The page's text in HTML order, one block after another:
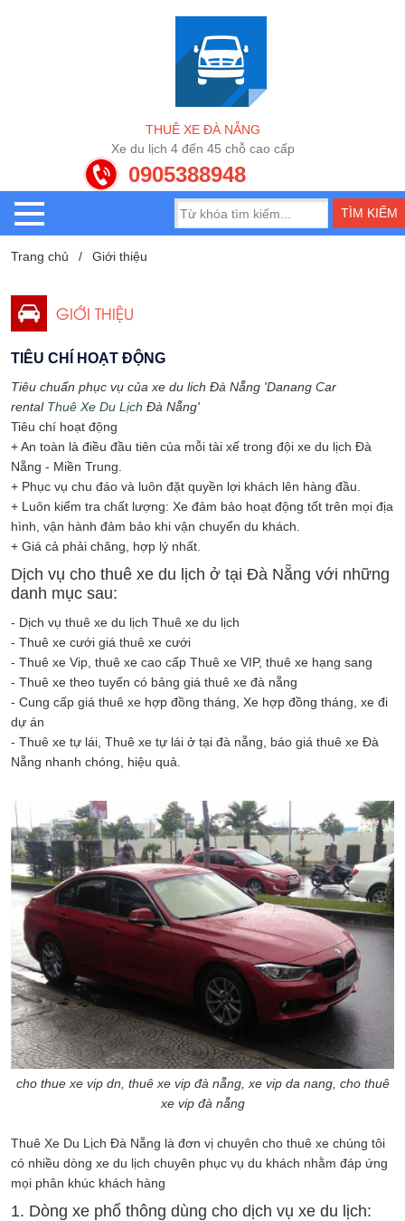
THUÊ XE ĐÀ NẴNG
Xe du lịch 4 đến 45 chỗ cao cấp
0905388948
Trang chủ Giới thiệu
GIỚI THIỆU
TIÊU CHÍ HOẠT ĐỘNG
Tiêu chuẩn phục vụ của xe du lich Đà Nẵng 'Danang Car
rental Thuê Xe Du Lịch Đà Nẵng'
Tiêu chí hoạt động
+ An toàn là điều đầu tiên của mỗi tài xế trong đội xe du lịch Đà
Nẵng - Miền Trung.
+ Phục vụ chu đáo và luôn đặt quyền lợi khách lên hàng đầu.
+ Luôn kiểm tra chất lượng: Xe đảm bảo hoạt động tốt trên mọi địa
hình, vận hành đảm bảo khi vận chuyển du khách.
+ Giá cả phải chăng, hợp lý nhất.
Dịch vụ cho thuê xe du lịch ở tại Đà Nẵng với những
danh mục sau:
- Dịch vụ thuê xe du lịch Thuê xe du lịch
- Thuê xe cưới giá thuê xe cưới
- Thuê xe Vip, thuê xe cao cấp Thuê xe VIP, thuê xe hạng sang
- Thuê xe theo tuyến có bảng giá thuê xe đà nẵng
- Cung cấp giá thuê xe hợp đồng tháng, Xe hợp đồng tháng, xe đi
dự án
- Thuê xe tự lái, Thuê xe tự lái ở tại đà nẵng, báo giá thuê xe Đà
Nẵng nhanh chóng, hiệu quả.
cho thue xe vip dn, thuê xe vip đà nẵng, xe vip da nang, cho thuê
xe vip đà nẵng
Thuê Xe Du Lịch Đà Nẵng là đơn vị chuyên cho thuê xe chúng tôi
có nhiều dòng xe du lịch chuyên phục vụ du khách nhằm đáp ứng
mọi phân khúc khách hàng
1. Dòng xe phổ thông dùng cho dịch vụ xe du lịch: